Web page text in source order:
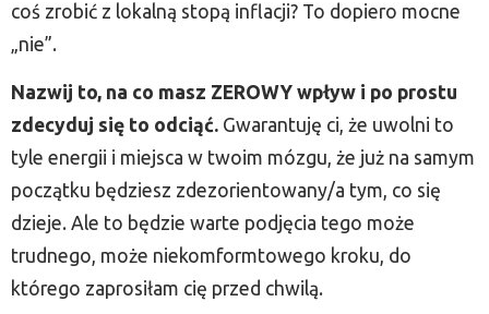
coś zrobić z lokalną stopą inflacji? To dopiero mocne
„nie”.
Nazwij to, na co masz ZEROWY wpływ i po prostu
zdecyduj się to odciąć. Gwarantuję ci, że uwolni to
tyle energii i miejsca w twoim mózgu, że już na samym
początku będziesz zdezorientowany/a tym, co się
dzieje. Ale to będzie warte podjęcia tego może
trudnego, może niekomformtowego kroku, do
którego zaprosiłam cię przed chwilą.